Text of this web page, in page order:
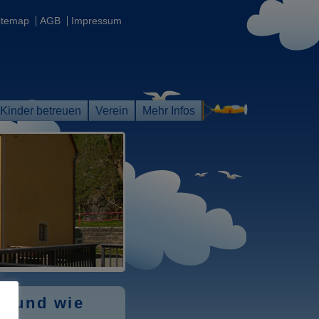
Kinder betreuen Verein Mehr Infos
AGB Impressum
und wie